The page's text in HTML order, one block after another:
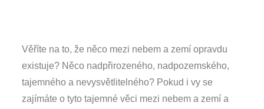
Věříte na to, že něco mezi nebem a zemí opravdu
existuje? Něco nadpřirozeného, nadpozemského,
tajemného a nevysvětlitelného? Pokud i vy se
zajímáte o tyto tajemné věci mezi nebem a zemí a